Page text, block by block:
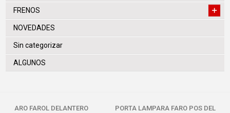
FRENOS
NOVEDADES
Sin categorizar
ALGUNOS
ARO FAROL DELANTERO PORTA LAMPARA FARO POS DEL